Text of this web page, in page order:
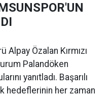
Özalan Kırmızı
Palandöken
yanıtladı. Başarılı
hedeflerinin her zaman